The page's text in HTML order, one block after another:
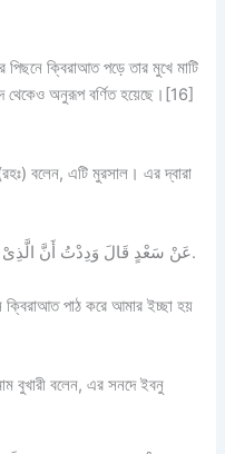
ক্বিরাআত পড়ে তার মুখে মাটি
অনুরূপ বর্ণিত হয়েছে।[16]
বলেন, এটি মুরসাল। এর দ্বারা
(7) عَنْ سَعْدٍ قَالَ وَدِدْتُ أَنَّ الَّذِىْ يَقْرَأُ خَلْفَ الْإِمَامِ فِىْ فِيْهِ جَمْرَةً.
ক্বিরাআত পাঠ করে আমার ইচ্ছা হয়
বুখারী বলেন, এর সনদে ইবনু